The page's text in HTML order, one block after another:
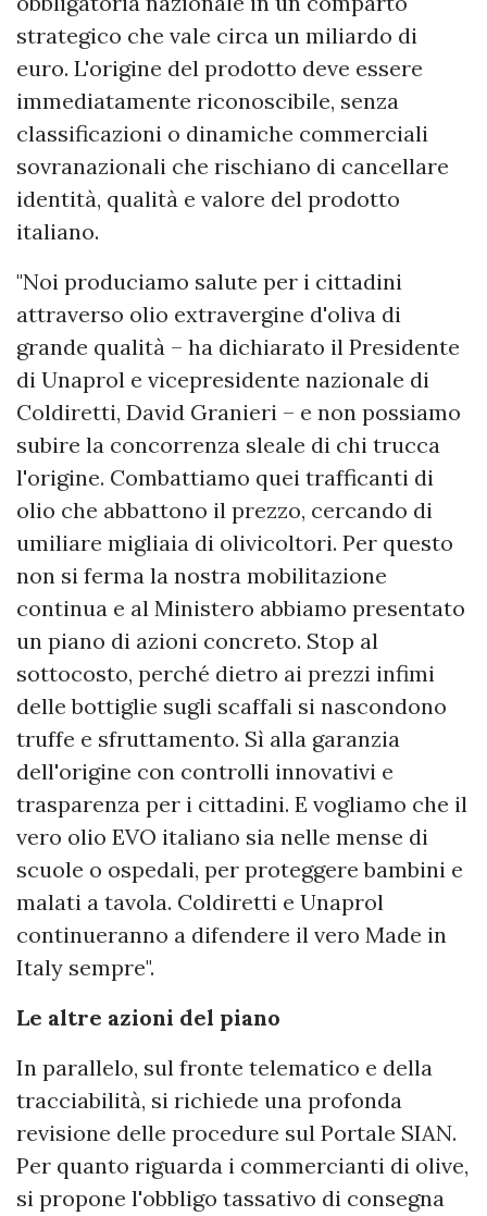
strategico che vale circa un miliardo di
euro. L'origine del prodotto deve essere
immediatamente riconoscibile, senza
classificazioni o dinamiche commerciali
sovranazionali che rischiano di cancellare
identità, qualità e valore del prodotto
italiano.
"Noi produciamo salute per i cittadini
attraverso olio extravergine d'oliva di
grande qualità – ha dichiarato il Presidente
di Unaprol e vicepresidente nazionale di
Coldiretti, David Granieri – e non possiamo
subire la concorrenza sleale di chi trucca
l'origine. Combattiamo quei trafficanti di
olio che abbattono il prezzo, cercando di
umiliare migliaia di olivicoltori. Per questo
non si ferma la nostra mobilitazione
continua e al Ministero abbiamo presentato
un piano di azioni concreto. Stop al
sottocosto, perché dietro ai prezzi infimi
delle bottiglie sugli scaffali si nascondono
truffe e sfruttamento. Sì alla garanzia
dell'origine con controlli innovativi e
trasparenza per i cittadini. E vogliamo che il
vero olio EVO italiano sia nelle mense di
scuole o ospedali, per proteggere bambini e
malati a tavola. Coldiretti e Unaprol
continueranno a difendere il vero Made in
Italy sempre".
Le altre azioni del piano
In parallelo, sul fronte telematico e della
tracciabilità, si richiede una profonda
revisione delle procedure sul Portale SIAN.
Per quanto riguarda i commercianti di olive,
si propone l'obbligo tassativo di consegna